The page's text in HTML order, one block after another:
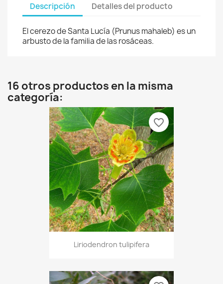
Descripción Detalles del producto
El cerezo de Santa Lucía (Prunus mahaleb) es un
arbusto de la familia de las rosáceas.
16 otros productos en la misma
categoría:
Liriodendron tulipifera
favorite_border